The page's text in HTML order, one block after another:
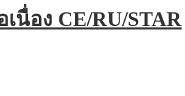
นื่อง CE/RU/STAR